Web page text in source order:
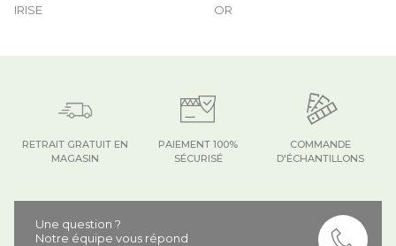
IRISE
OR
COMMANDE
D'ÉCHANTILLONS
PAIEMENT 100%
SÉCURISÉ
RETRAIT GRATUIT EN
MAGASIN
Une question ?
Notre équipe vous répond